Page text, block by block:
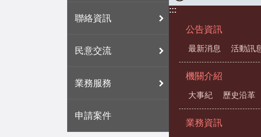
聯絡資訊
民意交流
業務服務
申請案件
:::
公告資訊
最新消息 活動訊
機關介紹
大事紀 歷史沿革
業務資訊